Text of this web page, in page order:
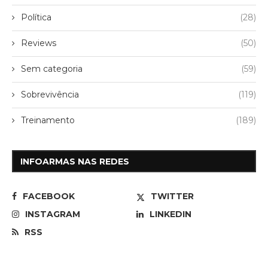
Política (28)
Reviews (50)
Sem categoria (59)
Sobrevivência (119)
Treinamento (189)
INFOARMAS NAS REDES
FACEBOOK
TWITTER
INSTAGRAM
LINKEDIN
RSS